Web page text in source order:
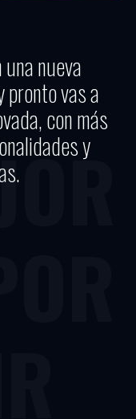
nueva
pronto vas a
con más
y